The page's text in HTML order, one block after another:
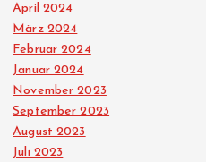
April 2024
März 2024
Februar 2024
Januar 2024
November 2023
September 2023
August 2023
Juli 2023